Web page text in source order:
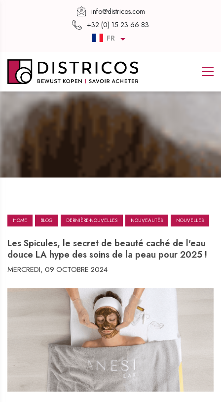
info@districos.com
+32 (0) 15 23 66 83
FR
HOME BLOG DERNIÈRE-NOUVELLES NOUVEAUTÉS NOUVELLES
Les Spicules, le secret de beauté caché de l'eau
douce LA hype des soins de la peau pour 2025 !
MERCREDI, 09 OCTOBRE 2024